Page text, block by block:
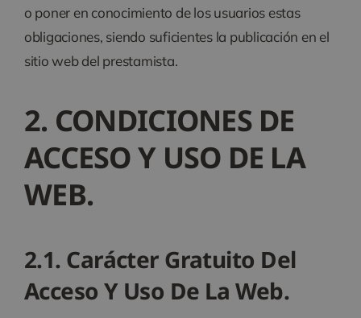
o poner en conocimiento de los usuarios estas
obligaciones, siendo suficientes la publicación en el
sitio web del prestamista.
2. CONDICIONES DE
ACCESO Y USO DE LA
WEB.
2.1. Carácter Gratuito Del
Acceso Y Uso De La Web.